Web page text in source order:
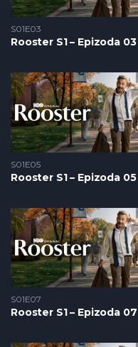
S01E03
Rooster S1 – Epizoda 03
S01E05
Rooster S1 – Epizoda 05
S01E07
Rooster S1 – Epizoda 07